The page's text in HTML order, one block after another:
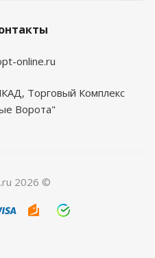
online.ru
Торговый Комплекс
Ворота"
2026 ©